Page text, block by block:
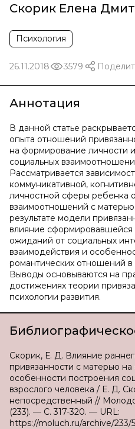
Скорик Елена
Психология
26.11.2018 3579
Аннотация
В данной статье
опыта отношений
на формирование личности
социальных
Рассматривается
коммуникативной,
личностной сферы ребенка
взаимоотношений с
результате модели
влияние сформировавшейся
ожиданий от социальных
взаимодействия и
романтических отношений в
Выводы основываются на
достижениях теории
психологии развития.
Скорик, Е. Д. Влияние
привязанности с матерью
особенности построения
взрослого человека / Е. Д.
непосредственный //
(233). — С. 317-320. — URL:
https://moluch.ru/archive/233/